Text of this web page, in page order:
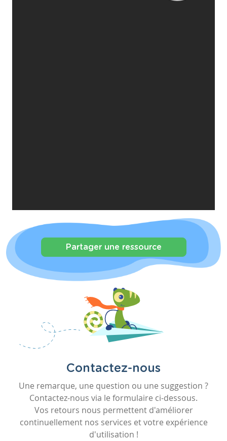
Partager une ressource
Contactez-nous
Une remarque, une question ou une suggestion ?
Contactez-nous via le formulaire ci-dessous.
Vos retours nous permettent d'améliorer
continuellement nos services et votre expérience
d'utilisation !